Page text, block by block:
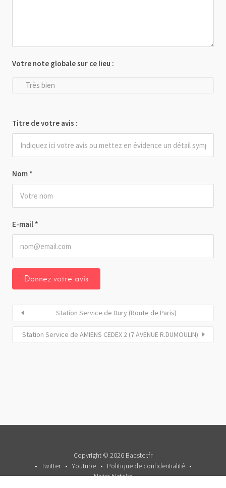
Nom *
E-mail *
Votre note globale sur ce lieu :
Très bien
Titre de votre avis :
Station Service de Dury (Route de Paris)
Station Service de AMIENS CEDEX 2 (7 AVENUE R.DUMOULIN)
Copyright © 2026 Bacster.fr
Twitter
Youtube
Politique de confidentialité
Notre histoire